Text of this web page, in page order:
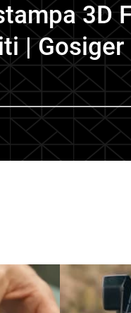
3D
| Gosiger